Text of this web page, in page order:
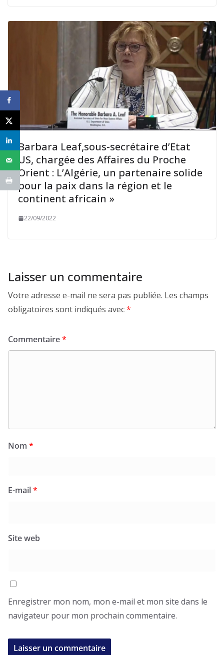
Barbara Leaf,sous-secrétaire d’Etat
US, chargée des Affaires du Proche
Orient : L’Algérie, un partenaire solide
pour la paix dans la région et le
continent africain »
22/09/2022
Laisser un commentaire
Votre adresse e-mail ne sera pas publiée. Les champs
obligatoires sont indiqués avec*
Commentaire*
Nom *
E-mail*
Site web
Enregistrer mon nom, mon e-mail et mon site dans le
navigateur pour mon prochain commentaire.